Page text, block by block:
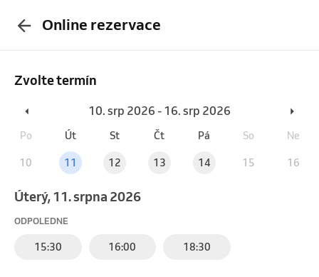
Online rezervace
Zvolte termín
10. srp 2026 - 16. srp 2026
Po Út St Čt Pá So Ne
10 11 12 13 14 15 16
úterý, 11. srpna 2026
ODPOLEDNE
15:30 16:00 18:30